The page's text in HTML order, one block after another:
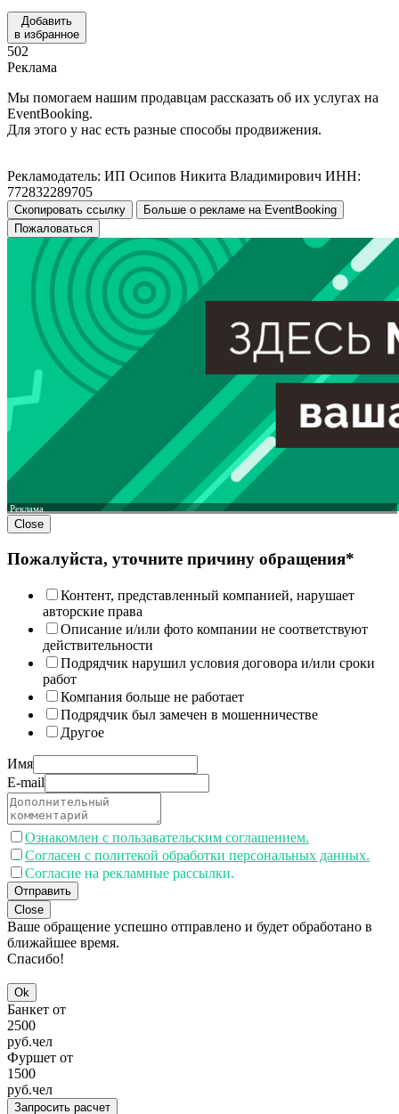
Добавить
в избранное
502
Реклама
Мы помогаем нашим продавцам рассказать об их услугах на
EventBooking.
Для этого у нас есть разные способы продвижения.
Рекламодатель: ИП Осипов Никита Владимирович ИНН:
772832289705
Скопировать ссылку
Больше о рекламе на EventBooking
Пожаловаться
Реклама
Close
Пожалуйста, уточните причину обращения*
Контент, представленный компанией, нарушает
авторские права
Описание и/или фото компании не соответствуют
действительности
Подрядчик нарушил условия договора и/или сроки
работ
Компания больше не работает
Подрядчик был замечен в мошенничестве
Другое
Имя
E-mail
Ознакомлен с пользавательским соглашением.
Согласен с политекой обработки персональных данных.
Согласие на рекламные рассылки.
Отправить
Close
Ваше обращение успешно отправлено и будет обработано в
ближайшее время.
Спасибо!
Ok
Банкет от
2500
руб.чел
Фуршет от
1500
руб.чел
Запросить расчет